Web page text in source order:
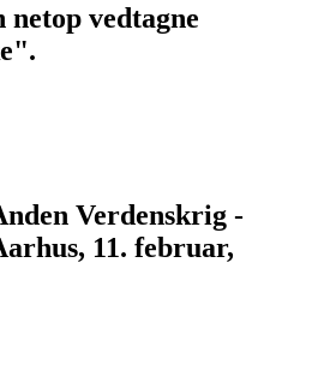
netop vedtagne
Verdenskrig -
11. februar,